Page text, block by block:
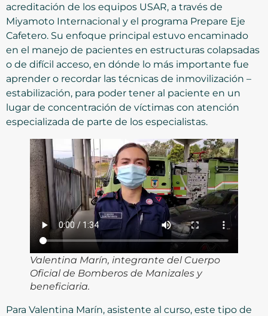
acreditación de los equipos USAR, a través de
Miyamoto Internacional y el programa Prepare Eje
Cafetero. Su enfoque principal estuvo encaminado
en el manejo de pacientes en estructuras colapsadas
o de difícil acceso, en dónde lo más importante fue
aprender o recordar las técnicas de inmovilización –
estabilización, para poder tener al paciente en un
lugar de concentración de víctimas con atención
especializada de parte de los especialistas.
Valentina Marín, integrante del Cuerpo
Oficial de Bomberos de Manizales y
beneficiaria.
Para Valentina Marín, asistente al curso, este tipo de